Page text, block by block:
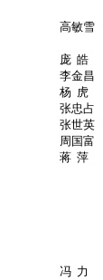
高敏雪
庞 皓
李金昌
杨 虎
张忠占
张世英
周国富
蒋 萍
冯 力